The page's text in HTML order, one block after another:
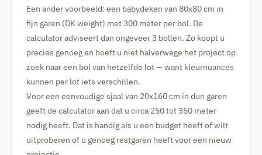
Een ander voorbeeld: een babydeken van 80x80 cm in
fijn garen (DK weight) met 300 meter per bol. De
calculator adviseert dan ongeveer 3 bollen. Zo koopt u
precies genoeg en hoeft u niet halverwege het project op
zoek naar een bol van hetzelfde lot — want kleurnuances
kunnen per lot iets verschillen.
Voor een eenvoudige sjaal van 20x160 cm in dun garen
geeft de calculator aan dat u circa 250 tot 350 meter
nodig heeft. Dat is handig als u een budget heeft of wilt
uitproberen of u genoeg restgaren heeft voor een nieuw